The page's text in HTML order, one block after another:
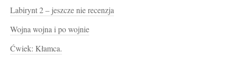
Labirynt 2 – jeszcze nie recenzja
Wojna wojna i po wojnie
Ćwiek: Kłamca.